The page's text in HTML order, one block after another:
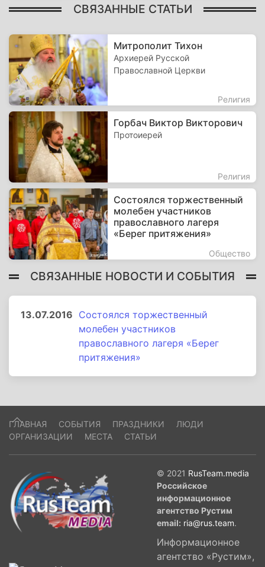
СВЯЗАННЫЕ СТАТЬИ
Митрополит Тихон
Архиерей Русской
Православной Церкви
Религия
Горбач Виктор Викторович
Протоиерей
Религия
Состоялся торжественный
молебен участников
православного лагеря
«Берег притяжения»
Общество
СВЯЗАННЫЕ НОВОСТИ И СОБЫТИЯ
13.07.2016 Состоялся торжественный
молебен участников
православного лагеря «Берег
притяжения»
ГЛАВНАЯ СОБЫТИЯ ПРАЗДНИКИ
ЛЮДИ
ОРГАНИЗАЦИИ
МЕСТА СТАТЬИ
© 2021 RusTeam.media
Российское
информационное
агентство Рустим
email: ria@rus.team.
Информационное
агентство «Рустим»,